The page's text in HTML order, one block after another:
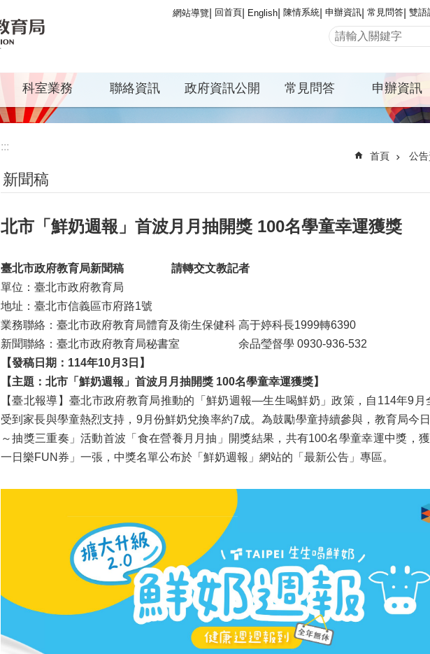
網站導覽 回首頁 English 陳情系統 申辦資訊 常見問答 雙語
科室業務 聯絡資訊 政府資訊公開 常見問答 申辦資訊
:::
首頁 公
新聞稿
北市「鮮奶週報」首波月月抽開獎 100名學童幸運獲獎
臺北市政府教育局新聞稿 請轉交文教記者
單位：臺北市政府教育局
地址：臺北市信義區市府路1號
業務聯絡：臺北市政府教育局體育及衛生保健科 高于婷科長1999轉6390
新聞聯絡：臺北市政府教育局秘書室 余品瑩督學 0930-936-532
【發稿日期：114年10月3日】
【主題：北市「鮮奶週報」首波月月抽開獎 100名學童幸運獲獎】
【臺北報導】臺北市政府教育局推動的「鮮奶週報—生生喝鮮奶」政策，自114年9月
受到家長與學童熱烈支持，9月份鮮奶兌換率約7成。為鼓勵學童持續參與，教育局今
～抽獎三重奏」活動首波「食在營養月月抽」開獎結果，共有100名學童幸運中獎，
一日樂FUN券」一張，中獎名單公布於「鮮奶週報」網站的「最新公告」專區。